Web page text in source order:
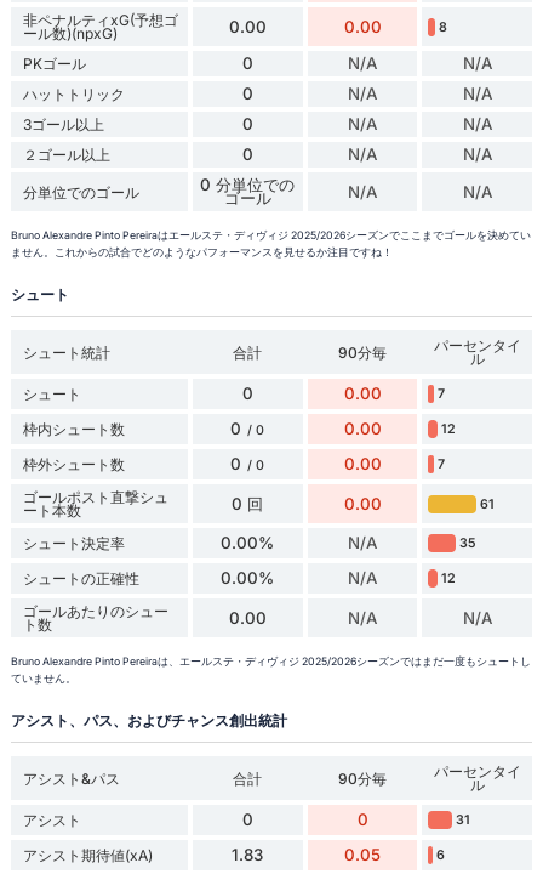
非ペナルティxG(予想ゴ
ール数)(npxG) 0.00 0.00 8
PKゴール 0 N/A N/A
ハットトリック 0 N/A N/A
3ゴール以上 0 N/A N/A
２ゴール以上 0 N/A N/A
分単位でのゴール 0 分単位での
ゴール N/A N/A
Bruno Alexandre Pinto Pereiraはエールステ・ディヴィジ 2025/2026シーズンでここまでゴールを決めてい
ません。これからの試合でどのようなパフォーマンスを見せるか注目ですね！
シュート
シュート統計 合計 90分毎 パーセンタイ
ル
シュート
0 0.00 7
枠内シュート数 0 / 0 0.00 12
枠外シュート数 0 / 0 0.00 7
ゴールポスト直撃シュ
ート本数 0 回 0.00 61
シュート決定率 0.00% N/A 35
シュートの正確性 0.00% N/A 12
ゴールあたりのシュー
ト数 0.00 N/A N/A
Bruno Alexandre Pinto Pereiraは、エールステ・ディヴィジ 2025/2026シーズンではまだ一度もシュートし
ていません。
アシスト、パス、およびチャンス創出統計
アシスト&パス 合計 90分毎 パーセンタイ
ル
アシスト
0 0 31
アシスト期待値(xA) 1.83 0.05 6